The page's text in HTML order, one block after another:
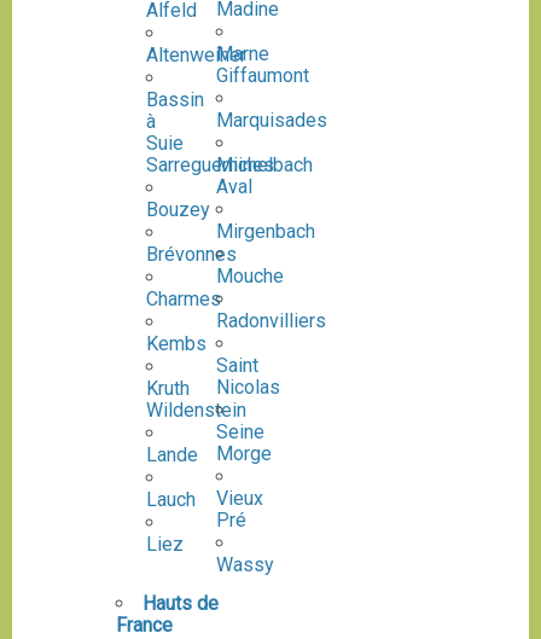
Alfeld
Altenweiher
Bassin
à
Suie
Sarreguemines
Bouzey
Brévonnes
Charmes
Kembs
Kruth
Wildenstein
Lande
Lauch
Liez
Madine
Marne
Giffaumont
Marquisades
Michelbach
Aval
Mirgenbach
Mouche
Radonvilliers
Saint
Nicolas
Seine
Morge
Vieux
Pré
Wassy
Hauts de
France